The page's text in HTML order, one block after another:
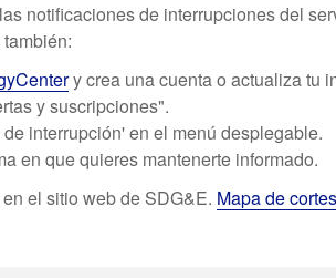
notificaciones de interrupciones del
y crea una cuenta o actualiza tu
y suscripciones".
interrupción' en el menú desplegable.
en que quieres mantenerte informado.
el sitio web de SDG&E. Mapa de cortes